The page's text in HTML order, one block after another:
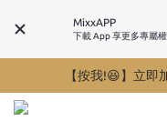
MixxAPP
下載 App 享更多專屬
【按我!😆】立即